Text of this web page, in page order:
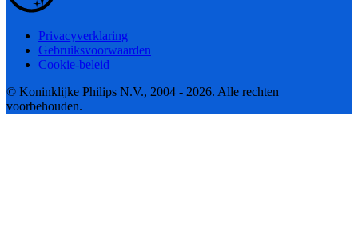
Privacyverklaring
Gebruiksvoorwaarden
Cookie-beleid
© Koninklijke Philips N.V., 2004 - 2026. Alle rechten
voorbehouden.